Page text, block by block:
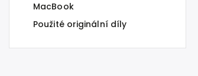
MacBook
Použité originální díly